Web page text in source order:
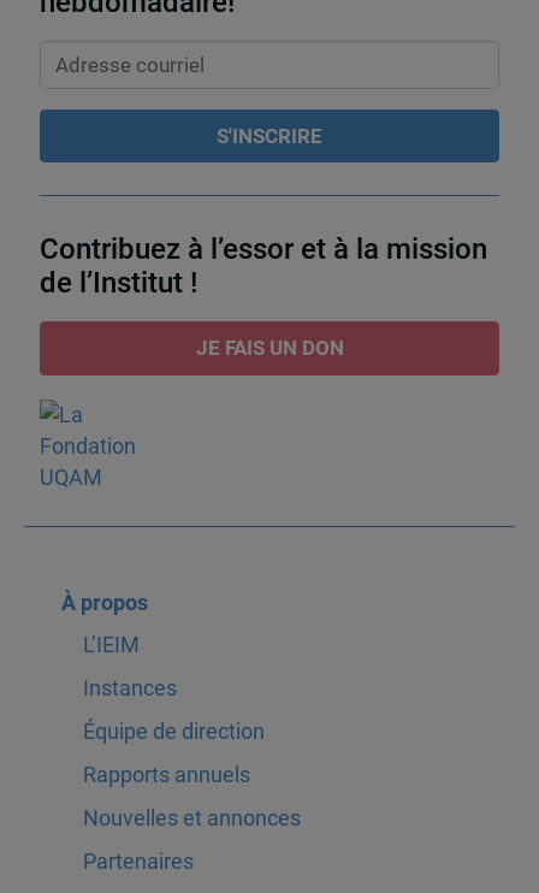
Contribuez à l’essor et à la mission
de l’Institut !
JE FAIS UN DON
À propos
L’IEIM
Instances
Équipe de direction
Rapports annuels
Nouvelles et annonces
Partenaires